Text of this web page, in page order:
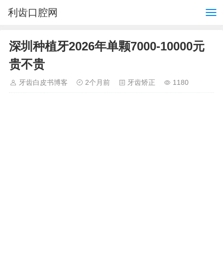
利齿口腔网
深圳种植牙2026年单颗7000-10000元
贵不贵
牙齿白皮书博客 2个月前 牙齿矫正 1180